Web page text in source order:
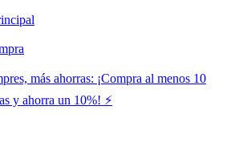
más ahorras: ¡Compra al menos 10
y ahorra un 10%! ⚡️